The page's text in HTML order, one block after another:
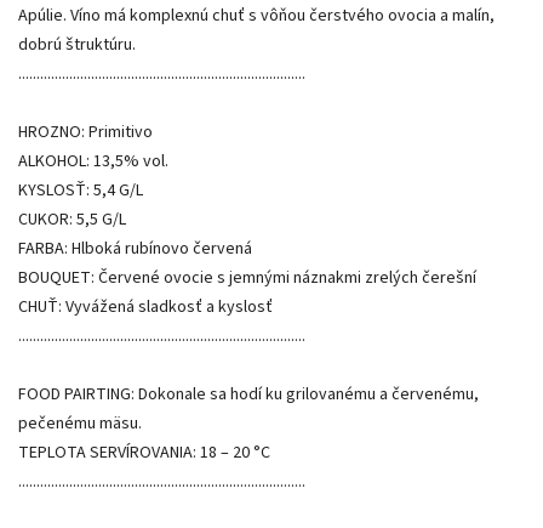
Apúlie. Víno má komplexnú chuť s vôňou čerstvého ovocia a malín,
dobrú štruktúru.
...............................................................................
HROZNO: Primitivo
ALKOHOL: 13,5% vol.
KYSLOSŤ: 5,4 G/L
CUKOR: 5,5 G/L
FARBA: Hlboká rubínovo červená
BOUQUET: Červené ovocie s jemnými náznakmi zrelých čerešní
CHUŤ: Vyvážená sladkosť a kyslosť
...............................................................................
FOOD PAIRTING: Dokonale sa hodí ku grilovanému a červenému,
pečenému mäsu.
TEPLOTA SERVÍROVANIA: 18 – 20 °C
...............................................................................